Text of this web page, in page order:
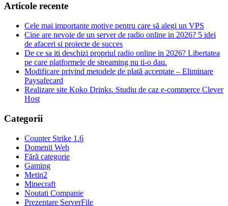
Articole recente
Cele mai importante motive pentru care să alegi un VPS
Cine are nevoie de un server de radio online in 2026? 5 idei
de afaceri si proiecte de succes
De ce sa iti deschizi propriul radio online in 2026? Libertatea
pe care platformele de streaming nu ti-o dau.
Modificare privind metodele de plată acceptate – Eliminare
Paysafecard
Realizare site Koko Drinks. Studiu de caz e-commerce Clever
Host
Categorii
Counter Strike 1.6
Domenii Web
Fără categorie
Gaming
Metin2
Minecraft
Noutati Companie
Prezentare ServerFile